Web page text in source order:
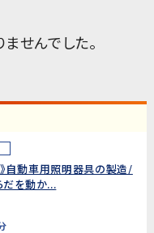
せんでした。
自動車用照明器具の製造/
だを動か...